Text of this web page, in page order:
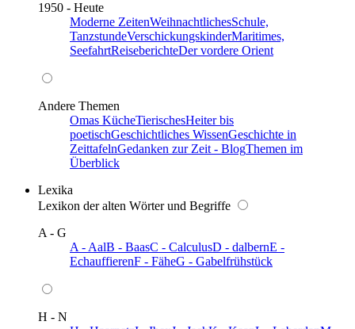
1950 - Heute
Moderne ZeitenWeihnachtlichesSchule,
TanzstundeVerschickungskinderMaritimes,
SeefahrtReiseberichteDer vordere Orient
Andere Themen
Omas KücheTierischesHeiter bis
poetischGeschichtliches WissenGeschichte in
ZeittafelnGedanken zur Zeit - BlogThemen im
Überblick
Lexika
Lexikon der alten Wörter und Begriffe
A - G
A - AalB - BaasC - CalculusD - dalbernE -
EchauffierenF - FäheG - Gabelfrühstück
H - N